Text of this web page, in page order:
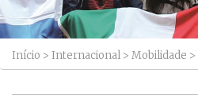
Início > Internacional > Mobilidade >